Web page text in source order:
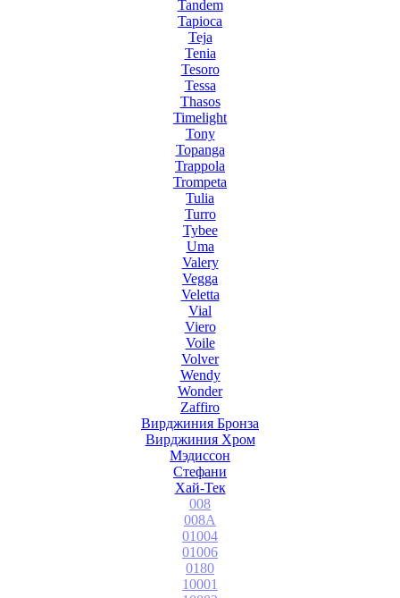
Tandem
Tapioca
Teja
Tenia
Tesoro
Tessa
Thasos
Timelight
Tony
Topanga
Trappola
Trompeta
Tulia
Turro
Tybee
Uma
Valery
Vegga
Veletta
Vial
Viero
Voile
Volver
Wendy
Wonder
Zaffiro
Вирджиния Бронза
Вирджиния Хром
Мэдиссон
Стефани
Хай-Тек
008
008A
01004
01006
0180
10001